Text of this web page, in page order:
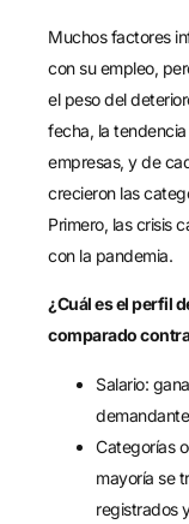
Muchos factores
con su empleo,
el peso del
fecha, la
empresas, y de
crecieron las
Primero, las crisis
con la pandemia.
¿Cuál es el perfil
comparado
Salario:
Categorías
mayoría se
registrados